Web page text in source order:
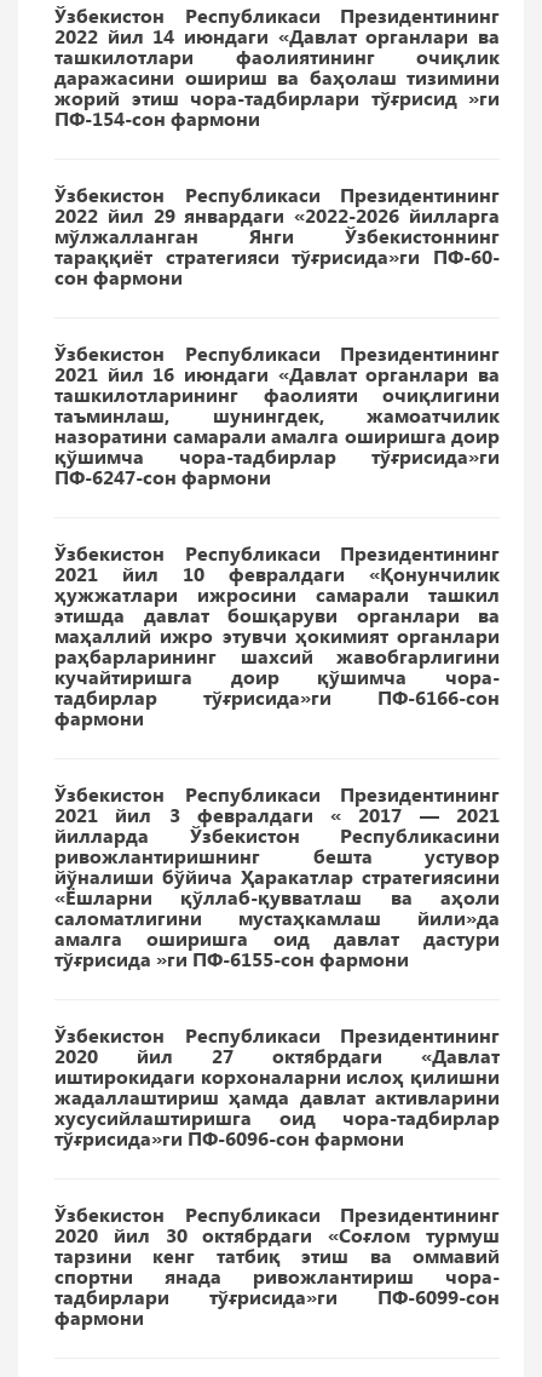
Ўзбекистон Республикаси Президентининг
2022 йил 14 июндаги «Давлат органлари ва
ташкилотлари фаолиятининг очиқлик
даражасини ошириш ва баҳолаш тизимини
жорий этиш чора-тадбирлари тўғрисид »ги
ПФ-154-сон фармони
Ўзбекистон Республикаси Президентининг
2022 йил 29 январдаги «2022-2026 йилларга
мўлжалланган Янги Ўзбекистоннинг
тараққиёт стратегияси тўғрисида»ги ПФ-60-
сон фармони
Ўзбекистон Республикаси Президентининг
2021 йил 16 июндаги «Давлат органлари ва
ташкилотларининг фаолияти очиқлигини
таъминлаш, шунингдек, жамоатчилик
назоратини самарали амалга оширишга доир
қўшимча чора-тадбирлар тўғрисида»ги
ПФ-6247-сон фармони
Ўзбекистон Республикаси Президентининг
2021 йил 10 февралдаги «Қонунчилик
ҳужжатлари ижросини самарали ташкил
этишда давлат бошқаруви органлари ва
маҳаллий ижро этувчи ҳокимият органлари
раҳбарларининг шахсий жавобгарлигини
кучайтиришга доир қўшимча чора-
тадбирлар тўғрисида»ги ПФ-6166-сон
фармони
Ўзбекистон Республикаси Президентининг
2021 йил 3 февралдаги « 2017 — 2021
йилларда Ўзбекистон Республикасини
ривожлантиришнинг бешта устувор
йўналиши бўйича Ҳаракатлар стратегиясини
«Ёшларни қўллаб-қувватлаш ва аҳоли
саломатлигини мустаҳкамлаш йили»да
амалга оширишга оид давлат дастури
тўғрисида »ги ПФ-6155-сон фармони
Ўзбекистон Республикаси Президентининг
2020 йил 27 октябрдаги «Давлат
иштирокидаги корхоналарни ислоҳ қилишни
жадаллаштириш ҳамда давлат активларини
хусусийлаштиришга оид чора-тадбирлар
тўғрисида»ги ПФ-6096-сон фармони
Ўзбекистон Республикаси Президентининг
2020 йил 30 октябрдаги «Соғлом турмуш
тарзини кенг татбиқ этиш ва оммавий
спортни янада ривожлантириш чора-
тадбирлари тўғрисида»ги ПФ-6099-сон
фармони